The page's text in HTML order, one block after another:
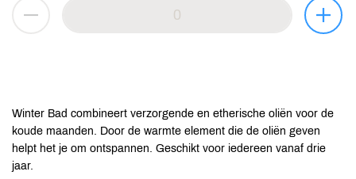
Winter Bad combineert verzorgende en etherische oliën voor de
koude maanden. Door de warmte element die de oliën geven
helpt het je om ontspannen. Geschikt voor iedereen vanaf drie
jaar.